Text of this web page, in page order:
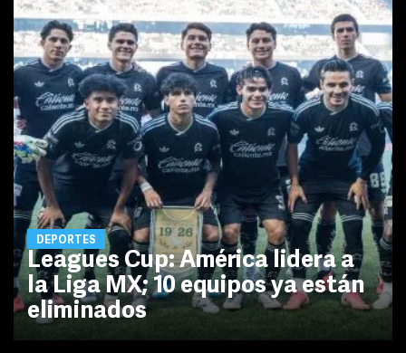
DEPORTES
Leagues Cup: América lidera a
la Liga MX; 10 equipos ya están
eliminados